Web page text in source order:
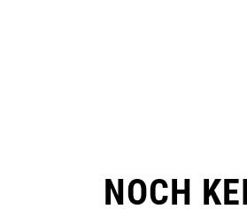
NOCH